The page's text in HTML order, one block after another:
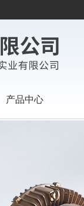
产品中心